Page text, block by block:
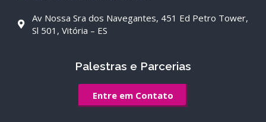
Av Nossa Sra dos Navegantes, 451 Ed Petro Tower,
Sl 501, Vitória – ES
Palestras e Parcerias
Entre em Contato